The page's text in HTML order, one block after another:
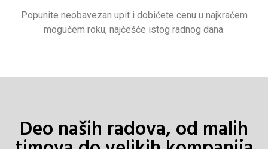
Popunite neobavezan upit i dobićete cenu u najkraćem
mogućem roku, najčešće istog radnog dana.
Deo naših radova, od malih